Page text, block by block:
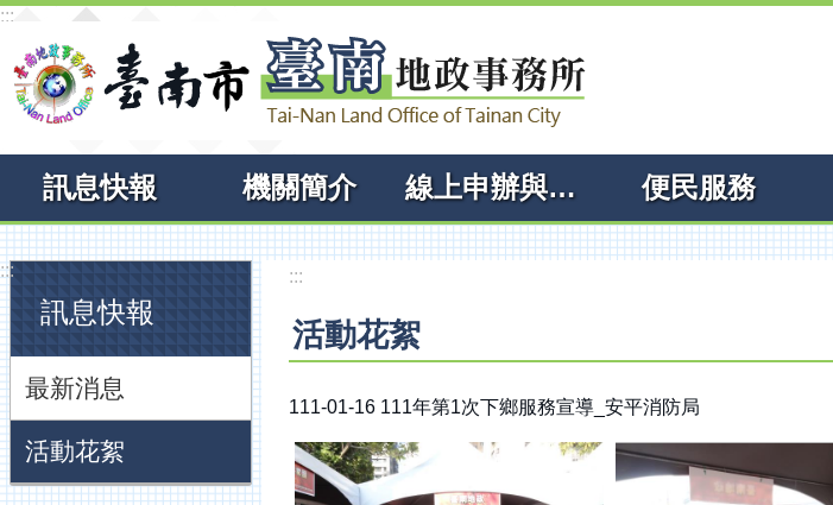
跳到主要內容區塊
:::
訊息快報 機關簡介 線上申辦與查詢 便民服務
:::
訊息快報
最新消息
活動花絮
:::
活動花絮
111-01-16 111年第1次下鄉服務宣導_安平消防局